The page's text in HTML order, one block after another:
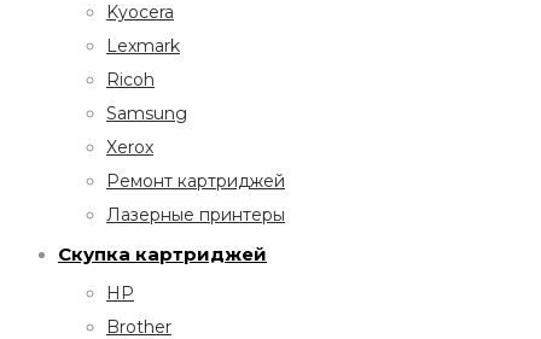
Kyocera
Lexmark
Ricoh
Samsung
Xerox
Ремонт картриджей
Лазерные принтеры
Скупка картриджей
HP
Brother